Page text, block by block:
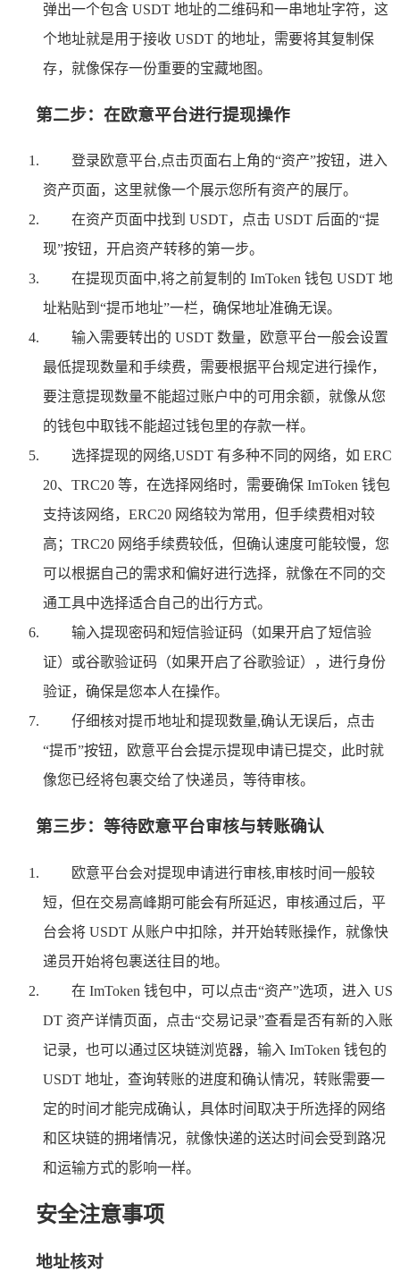
弹出一个包含 USDT 地址的二维码和一串地址字符，这
个地址就是用于接收 USDT 的地址，需要将其复制保
存，就像保存一份重要的宝藏地图。
第二步：在欧意平台进行提现操作
登录欧意平台,点击页面右上角的“资产”按钮，进入
资产页面，这里就像一个展示您所有资产的展厅。
在资产页面中找到 USDT，点击 USDT 后面的“提
现”按钮，开启资产转移的第一步。
在提现页面中,将之前复制的 ImToken 钱包 USDT 地
址粘贴到“提币地址”一栏，确保地址准确无误。
输入需要转出的 USDT 数量，欧意平台一般会设置
最低提现数量和手续费，需要根据平台规定进行操作，
要注意提现数量不能超过账户中的可用余额，就像从您
的钱包中取钱不能超过钱包里的存款一样。
选择提现的网络,USDT 有多种不同的网络，如 ERC
20、TRC20 等，在选择网络时，需要确保 ImToken 钱包
支持该网络，ERC20 网络较为常用，但手续费相对较
高；TRC20 网络手续费较低，但确认速度可能较慢，您
可以根据自己的需求和偏好进行选择，就像在不同的交
通工具中选择适合自己的出行方式。
输入提现密码和短信验证码（如果开启了短信验
证）或谷歌验证码（如果开启了谷歌验证），进行身份
验证，确保是您本人在操作。
仔细核对提币地址和提现数量,确认无误后，点击
“提币”按钮，欧意平台会提示提现申请已提交，此时就
像您已经将包裹交给了快递员，等待审核。
第三步：等待欧意平台审核与转账确认
欧意平台会对提现申请进行审核,审核时间一般较
短，但在交易高峰期可能会有所延迟，审核通过后，平
台会将 USDT 从账户中扣除，并开始转账操作，就像快
递员开始将包裹送往目的地。
在 ImToken 钱包中，可以点击“资产”选项，进入 US
DT 资产详情页面，点击“交易记录”查看是否有新的入账
记录，也可以通过区块链浏览器，输入 ImToken 钱包的
USDT 地址，查询转账的进度和确认情况，转账需要一
定的时间才能完成确认，具体时间取决于所选择的网络
和区块链的拥堵情况，就像快递的送达时间会受到路况
和运输方式的影响一样。
安全注意事项
地址核对